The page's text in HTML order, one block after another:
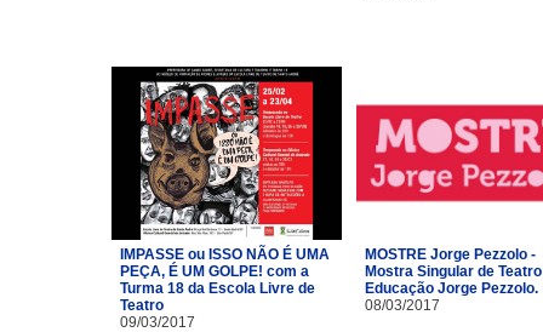
IMPASSE ou ISSO NÃO É UMA
PEÇA, É UM GOLPE! com a
Turma 18 da Escola Livre de
Teatro​
09/03/2017
MOSTRE Jorge Pezzolo -
Mostra Singular de Teatro
Educação Jorge Pezzolo.
08/03/2017